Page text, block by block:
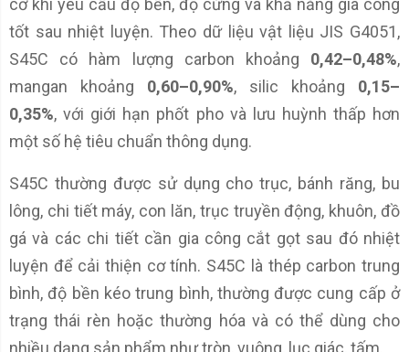
cơ khí yêu cầu độ bền, độ cứng và khả năng gia công
tốt sau nhiệt luyện. Theo dữ liệu vật liệu JIS G4051,
S45C có hàm lượng carbon khoảng 0,42–0,48%,
mangan khoảng 0,60–0,90%, silic khoảng 0,15–
0,35%, với giới hạn phốt pho và lưu huỳnh thấp hơn
một số hệ tiêu chuẩn thông dụng.
S45C thường được sử dụng cho trục, bánh răng, bu
lông, chi tiết máy, con lăn, trục truyền động, khuôn, đồ
gá và các chi tiết cần gia công cắt gọt sau đó nhiệt
luyện để cải thiện cơ tính. S45C là thép carbon trung
bình, độ bền kéo trung bình, thường được cung cấp ở
trạng thái rèn hoặc thường hóa và có thể dùng cho
nhiều dạng sản phẩm như tròn, vuông, lục giác, tấm.